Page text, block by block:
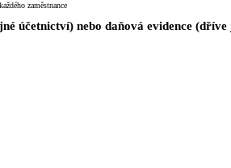
zaměstnance
účetnictví) nebo daňová evidence (dříve